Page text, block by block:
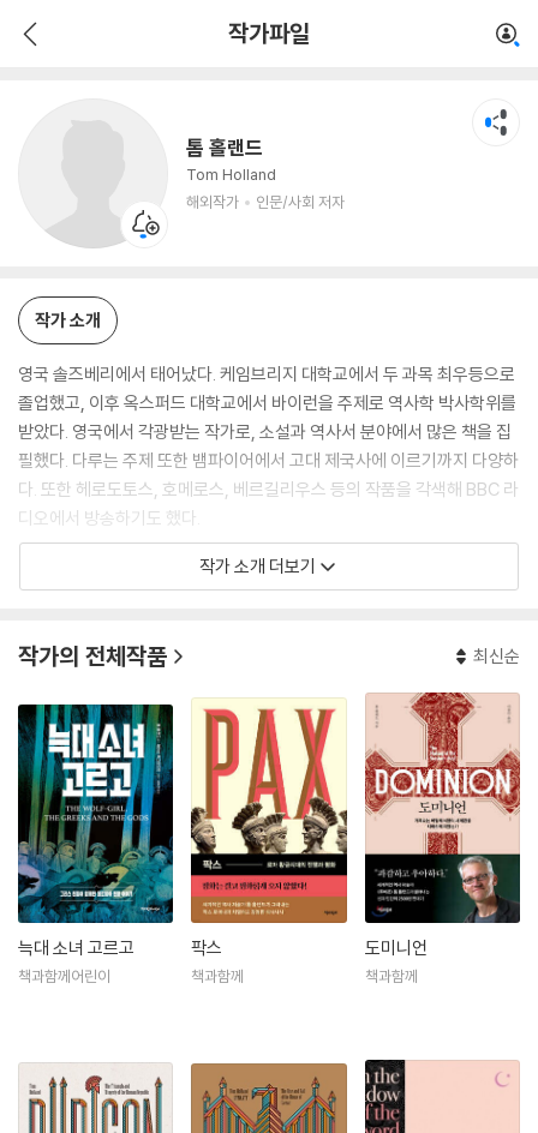
작가파일
톰 홀랜드
Tom Holland
해외작가
인문/사회 저자
인문/사회 저자
작가 소개
영국 솔즈베리에서 태어났다. 케임브리지 대학교에서 두 과목 최우등으로
졸업했고, 이후 옥스퍼드 대학교에서 바이런을 주제로 역사학 박사학위를
받았다. 영국에서 각광받는 작가로, 소설과 역사서 분야에서 많은 책을 집
필했다. 다루는 주제 또한 뱀파이어에서 고대 제국사에 이르기까지 다양하
다. 또한 헤로도토스, 호메로스, 베르길리우스 등의 작품을 각색해 BBC 라
디오에서 방송하기도 했다.
대표작으로 The Vampyre: Being the True Pilgrimage of George
World and the Forging of Christendom(2008)과 국내에 번역된
『페르시아 전쟁Persian Fire: The First World Empire and the Battl
e for the West』(2006), 『이슬람제국의 탄생In The Shadow Of Th
e Sword: The Battle for Global Empire and the End of the Anci
ent World』(2015), 『다이너스티Dynasty: The Rise and Fall of the
House of Caesar』(2017) 등이 있다.
이 책 『루비콘』으로 세계에서 가장 권위 있는 논픽션 분야 상인 새뮤얼 존
슨 상Samuel Johnson Prize... 최종 후보에 올랐고, 2004년에는 헤셀-
틸먼 상Hessell-Tiltman Prize을 수상하였다. 2006년에 『페르시아 전
쟁』으로 영국-그리스 연맹이 수여하는 런치먼 상Runciman Award을 수
상했고, 2011년에는 BBC Four의 프로그램으로 화석이 신화에 미치는 영
공개되지 않은 이야기Islam: The Untold Story를 제작, 1000여 명이
넘는 영국 무슬림들로부터 빗발치는 항의를 받은 끝에 신변 안전 문제로
재방송이 취소되는 사태를 겪기도 했다.
작가 소개 더보기
작가의 전체작품 최신순
늑대 소녀 고르고
책과함께어린이
팍스
책과함께
도미니언
책과함께